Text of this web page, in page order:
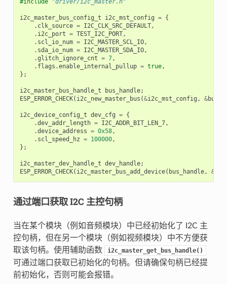
i2c_master_bus_config_t i2c_mst_config = {
. clk_source = I2C_CLK_SRC_DEFAULT,
. i2c_port = TEST_I2C_PORT,
. scl_io_num = I2C_MASTER_SCL_IO,
. sda_io_num = I2C_MASTER_SDA_IO,
.glitch_ignore_cnt = 7,
. flags .enable_internal_pullup = true,
};
i2c_master_bus_handle_t bus_handle;
ESP_ERROR_CHECK( i2c_new_master_bus (&i2c_mst_config , &
i2c_device_config_t dev_cfg = {
.dev_addr_length = I2C_ADDR_BIT_LEN_7,
.device_address = 0x58,
. scl_speed_hz = 100000,
};
i2c_master_dev_handle_t dev_handle;
ESP_ERROR_CHECK( i2c_master_bus_add_device( bus_handle, &
通过端口获取 I2C 主控句柄
当在某个模块（例如音频模块）中已经初始化了 I2C 主
控句柄，但在另一个模块（例如视频模块）中不方便获
取该句柄。使用辅助函数
i2c_master_get_bus_handle()
可通过端口获取已初始化的句柄。但请确保句柄已经提
前初始化，否则可能会报错。